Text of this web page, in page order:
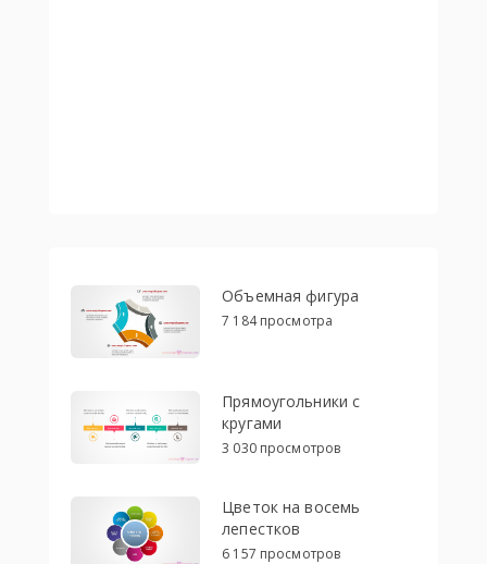
Объемная фигура
7 184 просмотра
Прямоугольники с
кругами
3 030 просмотров
Цветок на восемь
лепестков
6 157 просмотров